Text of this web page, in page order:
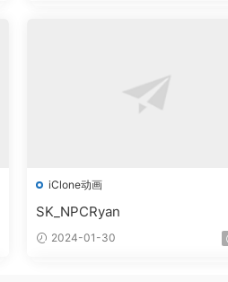
iClone动画
SK_NPCRyan
2024-01-30